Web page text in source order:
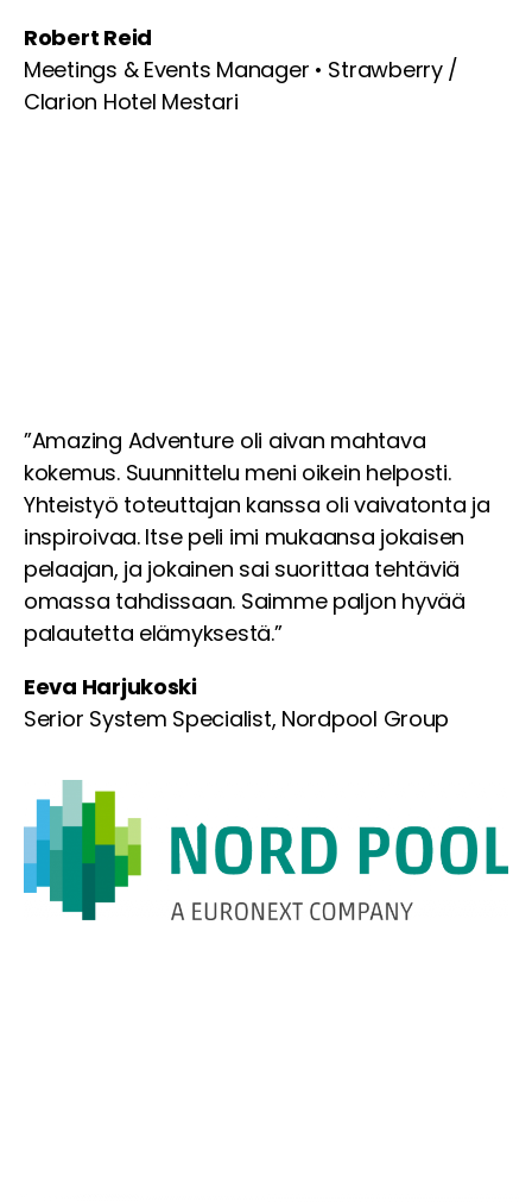
Robert Reid
Meetings & Events Manager • Strawberry /
Clarion Hotel Mestari
”Amazing Adventure oli aivan mahtava
kokemus. Suunnittelu meni oikein helposti.
Yhteistyö toteuttajan kanssa oli vaivatonta ja
inspiroivaa. Itse peli imi mukaansa jokaisen
pelaajan, ja jokainen sai suorittaa tehtäviä
omassa tahdissaan. Saimme paljon hyvää
palautetta elämyksestä.”
Eeva Harjukoski
Serior System Specialist, Nordpool Group